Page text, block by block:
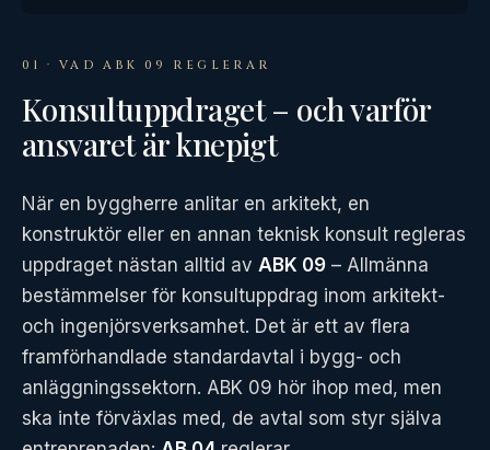
01 · VAD ABK 09 REGLERAR
Konsultuppdraget – och varför
ansvaret är knepigt
När en byggherre anlitar en arkitekt, en
konstruktör eller en annan teknisk konsult regleras
uppdraget nästan alltid av ABK 09 – Allmänna
bestämmelser för konsultuppdrag inom arkitekt-
och ingenjörsverksamhet. Det är ett av flera
framförhandlade standardavtal i bygg- och
anläggningssektorn. ABK 09 hör ihop med, men
ska inte förväxlas med, de avtal som styr själva